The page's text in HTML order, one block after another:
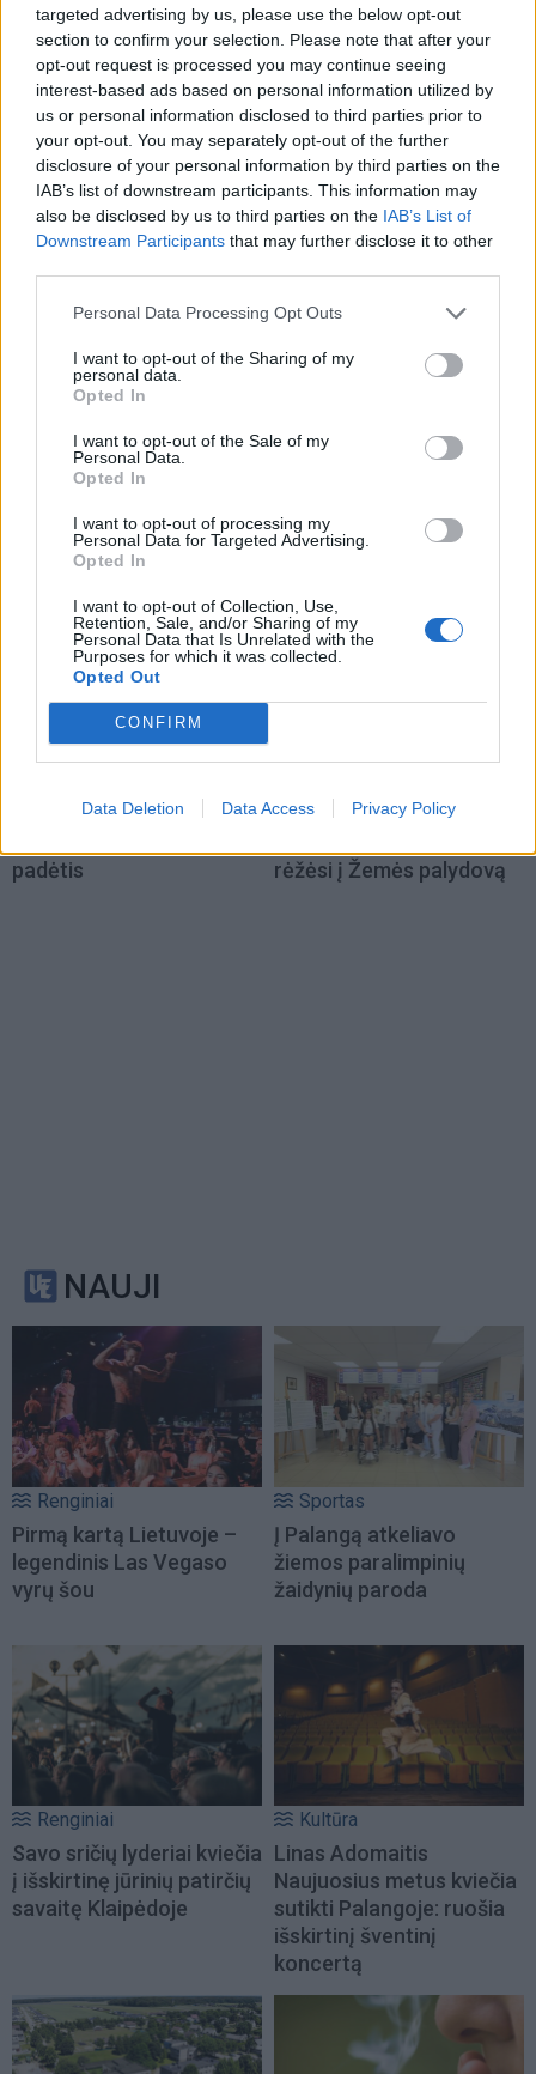
targeted advertising by us, please use the below opt-out
section to confirm your selection. Please note that after your
opt-out request is processed you may continue seeing
interest-based ads based on personal information utilized by
us or personal information disclosed to third parties prior to
your opt-out. You may separately opt-out of the further
disclosure of your personal information by third parties on the
IAB’s list of downstream participants. This information may
also be disclosed by us to third parties on the IAB’s List of
Downstream Participants that may further disclose it to other
Personal Data Processing Opt Outs
I want to opt-out of the Sharing of my
personal data.
Opted In
I want to opt-out of the Sale of my
Personal Data.
Opted In
I want to opt-out of processing my
Personal Data for Targeted Advertising.
Opted In
I want to opt-out of Collection, Use,
Retention, Sale, and/or Sharing of my
Personal Data that Is Unrelated with the
Purposes for which it was collected.
Opted Out
CONFIRM
Data Deletion Data Access Privacy Policy
Pasaulis
„Kinijos Nostradamu“
vadinamas profesorius
skelbia: kare JAV laukia
skaudus pralaimėjimas
Pasaulis
Trumpas pasirašė naujus
vykdomuosius įsakymus,
ribojančius prigimtinę
teisę į JAV pilietybę
Pasaulis
Rusai Juodojoje jūroje
dronais atakavo vokiečių
krovininį laivą
centre, didelėje Anglijos
dalyje sutriko geležinkelių
Ukrainos pareigūnas:
padėtis
Naujas krateris Mėnulyje:
rėžėsi į Žemės palydovą
NAUJI
Renginiai
Pirmą kartą Lietuvoje –
legendinis Las Vegaso
vyrų šou
Sportas
Į Palangą atkeliavo
žiemos paralimpinių
žaidynių paroda
Renginiai
Savo sričių lyderiai kviečia
į išskirtinę jūrinių patirčių
savaitę Klaipėdoje
Kultūra
Linas Adomaitis
Naujuosius metus kviečia
sutikti Palangoje: ruošia
išskirtinį šventinį
koncertą